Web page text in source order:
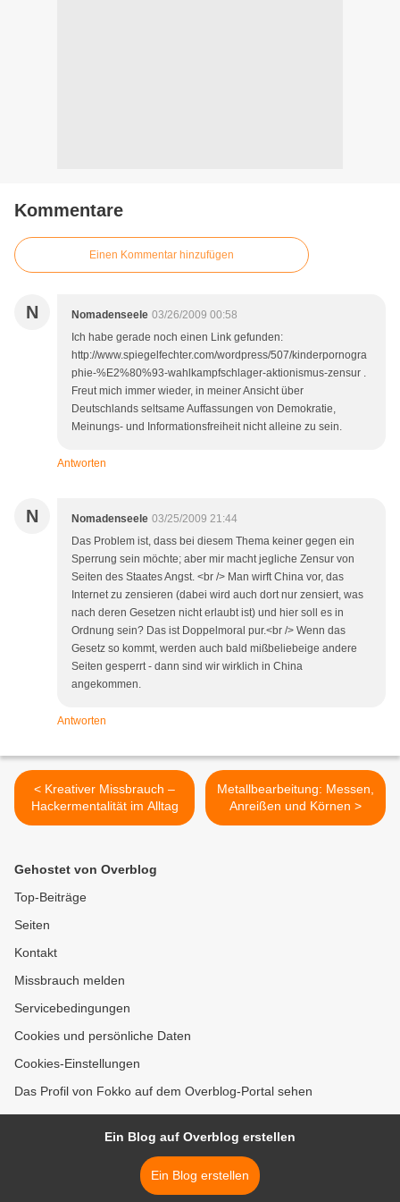
Kommentare
Einen Kommentar hinzufügen
N Nomadenseele 03/26/2009 00:58
Ich habe gerade noch einen Link gefunden:
http://www.spiegelfechter.com/wordpress/507/kinderpornogra
phie-%E2%80%93-wahlkampfschlager-aktionismus-zensur .
Freut mich immer wieder, in meiner Ansicht über
Deutschlands seltsame Auffassungen von Demokratie,
Meinungs- und Informationsfreiheit nicht alleine zu sein.
Antworten
N Nomadenseele 03/25/2009 21:44
Das Problem ist, dass bei diesem Thema keiner gegen ein
Sperrung sein möchte; aber mir macht jegliche Zensur von
Seiten des Staates Angst. <br /> Man wirft China vor, das
Internet zu zensieren (dabei wird auch dort nur zensiert, was
nach deren Gesetzen nicht erlaubt ist) und hier soll es in
Ordnung sein? Das ist Doppelmoral pur.<br /> Wenn das
Gesetz so kommt, werden auch bald mißbeliebeige andere
Seiten gesperrt - dann sind wir wirklich in China
angekommen.
Antworten
< Kreativer Missbrauch –
Hackermentalität im Alltag
Metallbearbeitung: Messen,
Anreißen und Körnen >
Gehostet von Overblog
Top-Beiträge
Seiten
Kontakt
Missbrauch melden
Servicebedingungen
Cookies und persönliche Daten
Cookies-Einstellungen
Das Profil von Fokko auf dem Overblog-Portal sehen
Ein Blog auf Overblog erstellen
Ein Blog erstellen